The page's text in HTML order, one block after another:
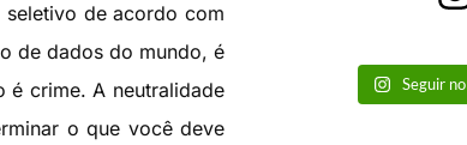
seletivo de acordo com
de dados do mundo, é
é crime. A neutralidade
o que você deve
Seguir